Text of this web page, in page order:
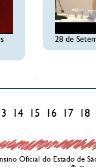
28 de
13 14 15 16 17 18
Oficial do Estado de